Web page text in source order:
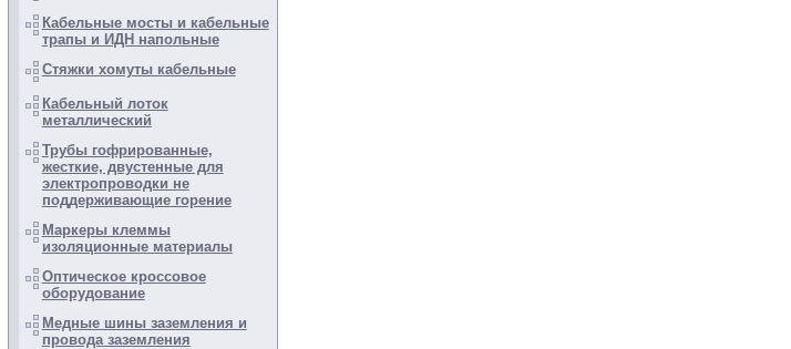
Кабельные мосты и кабельные
трапы и ИДН напольные
Стяжки хомуты кабельные
Кабельный лоток
металлический
Трубы гофрированные,
жесткие, двустенные для
электропроводки не
поддерживающие горение
Маркеры клеммы
изоляционные материалы
Оптическое кроссовое
оборудование
Медные шины заземления и
провода заземления